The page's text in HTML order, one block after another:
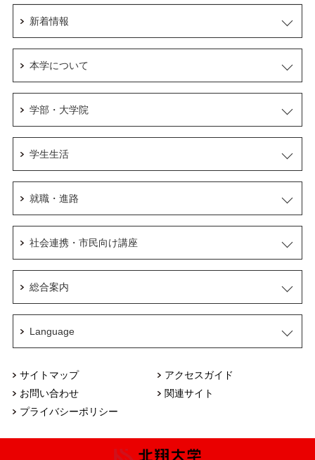
サイトマップ
アクセスガイド
お問い合わせ
関連サイト
プライバシーポリシー
新着情報
本学について
学部・大学院
学生生活
就職・進路
社会連携・市民向け講座
総合案内
Language